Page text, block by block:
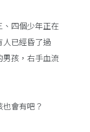
四個少年正在
人已經昏了過
男孩，右手血流
會有吧？